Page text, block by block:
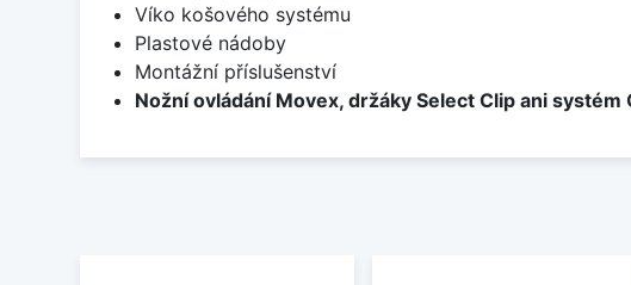
Víko košového systému
Plastové nádoby
Montážní příslušenství
Nožní ovládání Movex, držáky Select Clip ani